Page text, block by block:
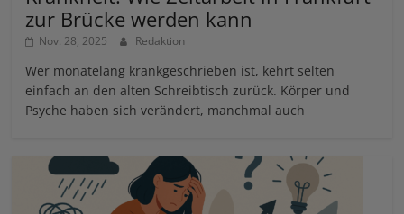
zur Brücke werden kann
Nov. 28, 2025 Redaktion
Wer monatelang krankgeschrieben ist, kehrt selten
einfach an den alten Schreibtisch zurück. Körper und
Psyche haben sich verändert, manchmal auch